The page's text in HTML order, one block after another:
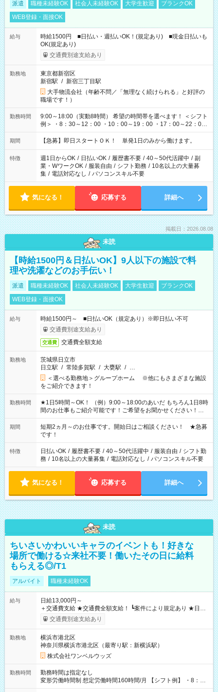
派遣 職種未経験OK 社会人未経験OK 大学生歓迎
ブランクOK
WEB登録・面接OK
給与
時給1500円 ■日払い・週払いOK！(規定あり) ■現金日払いも
OK(規定あり)
交通費別途支給あり
勤務地
東京都新宿区
新宿駅 / 新宿三丁目駅
大手物流会社（年齢不問／「無理なく続けられる」と好評の
職場です！）
勤務時間
9:00～18:00（実動8時間） 希望の時間帯を選べます！ ＜シフト
例＞ ・8：30～12：00 ・10：00～19：00 ・17：00～22：00
・13：00～22：00 ・22：00～翌6：00 など
期間 【急募】即日スタートＯＫ！ 単発1日のみから働けます。
特徴 週1日からOK / 日払いOK / 履歴書不要 / 40～50代活躍中 / 副
業・WワークOK / 服装自由 / シフト勤務 / 10名以上の大量募
集 / 電話対応なし / パソコンスキル不要
気になる！ 応募する 詳細へ
掲載日：2026.08.08
未読
【時給1500円＆日払いOK】9人以下の施設で料
理や洗濯などのお手伝い！
派遣 職種未経験OK 社会人未経験OK 大学生歓迎
ブランクOK
WEB登録・面接OK
給与
時給1500円～ ■日払いOK（規定あり）※即日払い不可
交通費別途支給あり
交通費 交通費全額支給
勤務地
茨城県日立市
日立駅 / 常陸多賀駅 / 大甕駅 / …
＜選べる勤務地＞グループホーム ※他にもさまざまな施設
をご紹介できます！
勤務時間
★1日5時間～OK！ （例）9:00～18:00のあいだ もちろん1日8時
間のお仕事もご紹介可能です！ご希望をお聞かせください！★
家庭の都合でお休みが必要な場合も遠慮なくご相談ください。
※週最低15時間以上の勤務が必要です
期間
短期2ヵ月～のお仕事です。開始日はご相談ください！ ★急募
です！
特徴 日払いOK / 履歴書不要 / 40～50代活躍中 / 服装自由 / シフト勤
務 / 10名以上の大量募集 / 電話対応なし / パソコンスキル不要
気になる！ 応募する 詳細へ
未読
ちいさいかわいいキャラのイベントも！好きな
場所で働ける☆来社不要！働いたその日に給料
もらえる◎/T1
アルバイト 職種未経験OK
給与
日給13,000円～
＋交通費支給 ★交通費全額支給！ ┗案件により規定あり ★日払
いOK！（規定あり） ┗働いたその日に現金GET♪ お仕事後はコ
ンビニATMから 日払い分を引き落とせます！ 【試用期間】試
交通費別途支給あり
勤務地
横浜市港北区
神奈川県横浜市港北区（最寄り駅：新横浜駅）
株式会社ワンベルウッズ
勤務時間
勤務時間は指定なし
変形労働時間制 想定労働時間160時間/月 【シフト例】 ・8：00
～21：00